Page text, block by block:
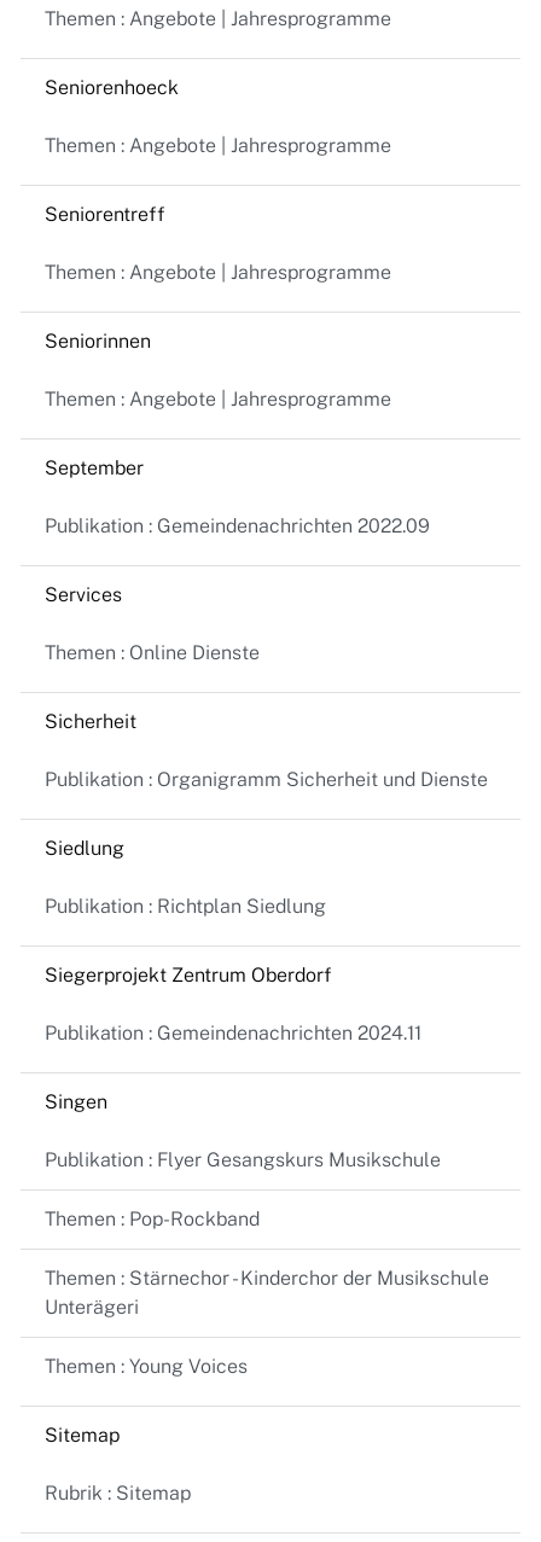
Themen : Angebote | Jahresprogramme
Seniorenhoeck
Themen : Angebote | Jahresprogramme
Seniorentreff
Themen : Angebote | Jahresprogramme
Seniorinnen
Themen : Angebote | Jahresprogramme
September
Publikation : Gemeindenachrichten 2022.09
Services
Themen : Online Dienste
Sicherheit
Publikation : Organigramm Sicherheit und Dienste
Siedlung
Publikation : Richtplan Siedlung
Siegerprojekt Zentrum Oberdorf
Publikation : Gemeindenachrichten 2024.11
Singen
Publikation : Flyer Gesangskurs Musikschule
Themen : Pop-Rockband
Themen : Stärnechor - Kinderchor der Musikschule
Unterägeri
Themen : Young Voices
Sitemap
Rubrik : Sitemap